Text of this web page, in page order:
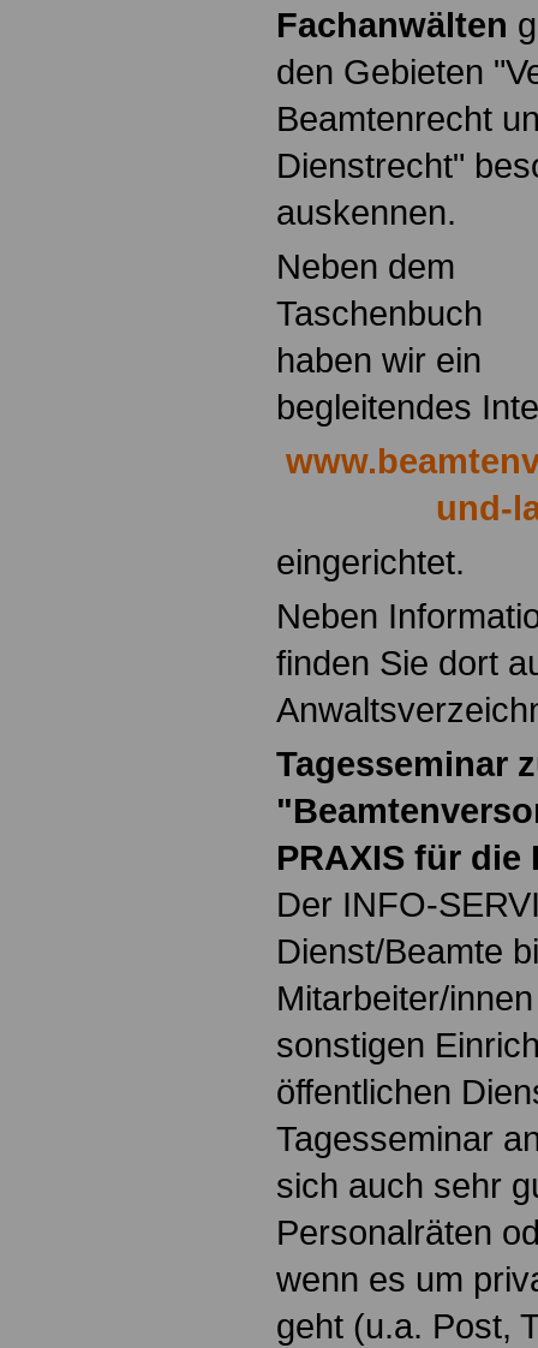
Fachanwälten
den Gebieten
Beamtenrecht
Dienstrecht"
auskennen.
Neben dem
Taschenbuch
haben wir ein
begleitendes
und-
eingerichtet.
Neben
finden Sie dort
Tagesseminar
PRAXIS für die
Der INFO-
Dienst/Beamte
Mitarbeiter/
sonstigen
öffentlichen
Tagesseminar
sich auch sehr
Personalräten
wenn es um
geht (u.a. Post,